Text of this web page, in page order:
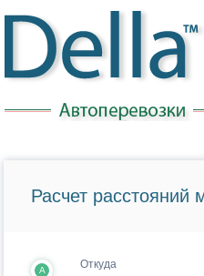
Расчет
A Откуда